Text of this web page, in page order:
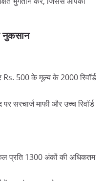
नुकसान
Rs. 500 के मूल्य के 2000 रिवॉर्ड
सरचार्ज माफी और उच्च रिवॉर्ड
प्रति 1300 अंकों की अधिकतम